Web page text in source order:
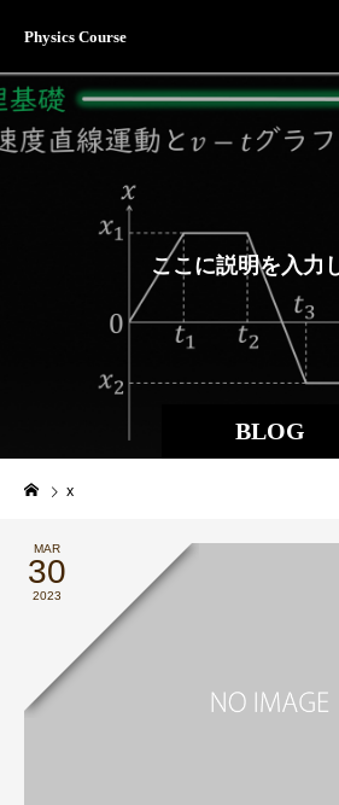
Physics Course
BLOG
ここに説明を入力し
x
MAR
30
2023